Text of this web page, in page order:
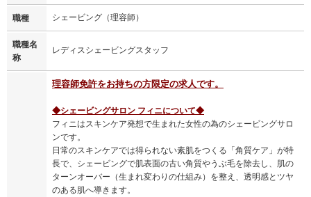
職種 シェービング（理容師）
職種名
称
レディスシェービングスタッフ
理容師免許をお持ちの方限定の求人です。
◆シェービングサロン フィニについて◆
フィニはスキンケア発想で生まれた女性の為のシェービングサロ
ンです。
日常のスキンケアでは得られない素肌をつくる「角質ケア」が特
長で、シェービングで肌表面の古い角質やうぶ毛を除去し、肌の
ターンオーバー（生まれ変わりの仕組み）を整え、透明感とツヤ
のある肌へ導きます。